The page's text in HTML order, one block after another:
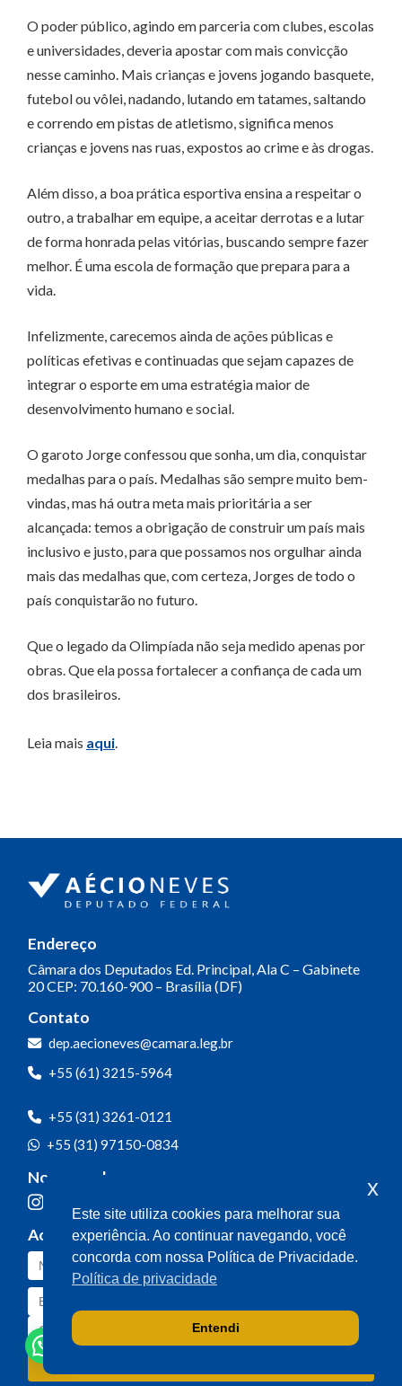
O poder público, agindo em parceria com clubes, escolas
e universidades, deveria apostar com mais convicção
nesse caminho. Mais crianças e jovens jogando basquete,
futebol ou vôlei, nadando, lutando em tatames, saltando
e correndo em pistas de atletismo, significa menos
crianças e jovens nas ruas, expostos ao crime e às drogas.
Além disso, a boa prática esportiva ensina a respeitar o
outro, a trabalhar em equipe, a aceitar derrotas e a lutar
de forma honrada pelas vitórias, buscando sempre fazer
melhor. É uma escola de formação que prepara para a
vida.
Infelizmente, carecemos ainda de ações públicas e
políticas efetivas e continuadas que sejam capazes de
integrar o esporte em uma estratégia maior de
desenvolvimento humano e social.
O garoto Jorge confessou que sonha, um dia, conquistar
medalhas para o país. Medalhas são sempre muito bem-
vindas, mas há outra meta mais prioritária a ser
alcançada: temos a obrigação de construir um país mais
inclusivo e justo, para que possamos nos orgulhar ainda
mais das medalhas que, com certeza, Jorges de todo o
país conquistarão no futuro.
Que o legado da Olimpíada não seja medido apenas por
obras. Que ela possa fortalecer a confiança de cada um
dos brasileiros.
Leia mais aqui.
Endereço
Câmara dos Deputados Ed. Principal, Ala C – Gabinete
20CEP: 70.160-900 – Brasília (DF)
Contato
dep.aecioneves@camara.leg.br
+55 (61) 3215-5964
+55 (31) 3261-0121
+55 (31) 97150-0834
Nossas redes
Acompanhe o meu mandato
Este site utiliza cookies para melhorar sua
experiência. Ao continuar navegando, você
concorda com nossa Política de Privacidade.
Política de privacidade
Entendi
x